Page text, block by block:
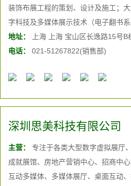
装饰布展工程的策划、设计及施工；
字科技及多媒体展示技术（电子翻书
统、地面互动系统、虚拟迎宾系统、
统、异形投影秀、裸眼3D显示系统、
地址：
上海 上海 宝山区长逸路15号B
电话：
021-51267822(销售部)
深圳思美科技有限公司
主营：
专注于各类大型数字虚拟展厅
成就展馆、房地产营销中心、招商中
互动多媒体、多媒体展厅、桌面互动、